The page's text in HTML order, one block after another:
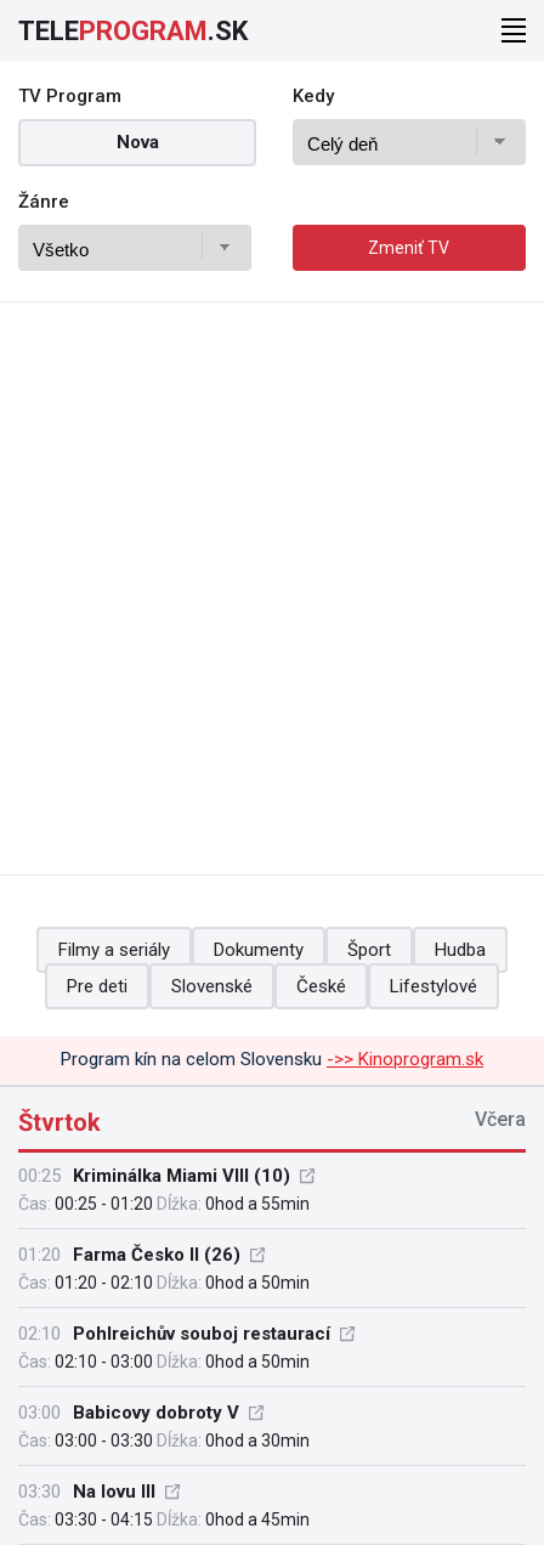
TELEPROGRAM.SK
TV Program
Nova
Kedy
Žánre
Zmeniť TV
Filmy a seriály Dokumenty Šport
Hudba
Pre deti
Slovenské České Lifestylové
Program kín na celom Slovensku ->> Kinoprogram.sk
Štvrtok Včera
00:25 Kriminálka Miami VIII (10)
Čas: 00:25 - 01:20 Dĺžka: 0hod a 55min
01:20 Farma Česko II (26)
Čas: 01:20 - 02:10 Dĺžka: 0hod a 50min
02:10 Pohlreichův souboj restaurací
Čas: 02:10 - 03:00 Dĺžka: 0hod a 50min
03:00 Babicovy dobroty V
Čas: 03:00 - 03:30 Dĺžka: 0hod a 30min
03:30 Na lovu III
Čas: 03:30 - 04:15 Dĺžka: 0hod a 45min